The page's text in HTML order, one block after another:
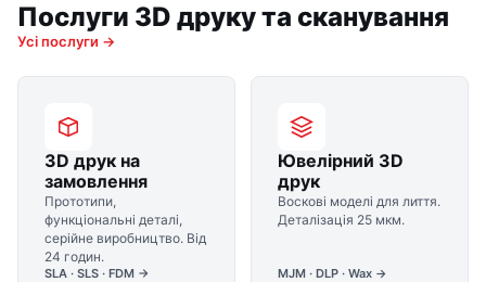
Послуги 3D друку та сканування
Усі послуги →
3D друк на
замовлення
Прототипи,
функціональні деталі,
серійне виробництво. Від
24 годин.
SLA · SLS · FDM →
Ювелірний 3D
друк
Воскові моделі для лиття.
Деталізація 25 мкм.
MJM · DLP · Wax →